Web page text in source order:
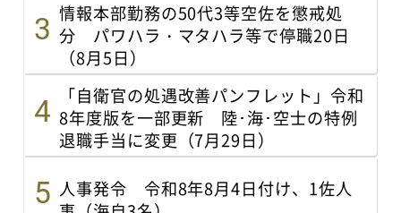
情報本部勤務の50代3等空佐を懲戒処
分 パワハラ・マタハラ等で停職20日
（8月5日）
「自衛官の処遇改善パンフレット」令和
8年度版を一部更新 陸･海･空士の特例
退職手当に変更（7月29日）
人事発令 令和8年8月4日付け、1佐人